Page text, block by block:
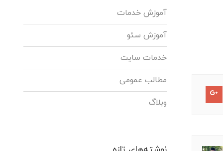
آموزش خدمات
آموزش سئو
خدمات سایت
مطالب عمومی
وبلاگ